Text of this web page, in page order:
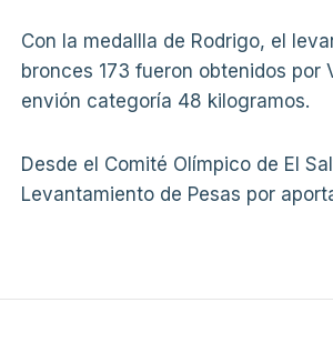
Con la medallla de Rodrigo, el
bronces 173 fueron obtenidos
envión categoría 48 kilogramos.
Desde el Comité Olímpico de El
Levantamiento de Pesas por